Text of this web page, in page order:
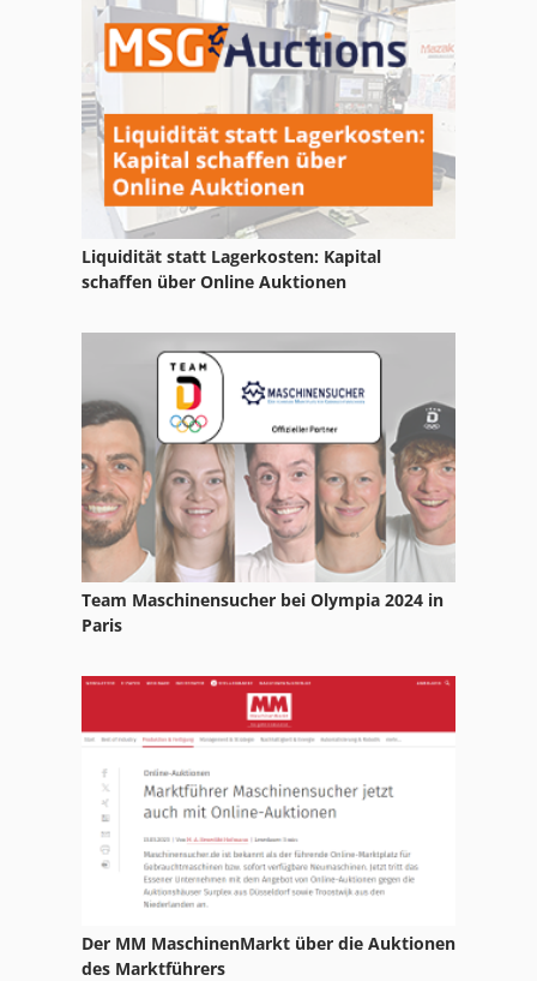
Kellenberg
Kellenberger
Kelter
Kieserling
Klaeger Plus 220
Klaeger Plus 400
Klaiber
Klaine Drehbank
Klebe
Klemm
Schleicher
Schleifer
Liquidität statt Lagerkosten: Kapital
schaffen über Online Auktionen
Team Maschinensucher bei Olympia 2024 in
Paris
Der MM MaschinenMarkt über die Auktionen
des Marktführers